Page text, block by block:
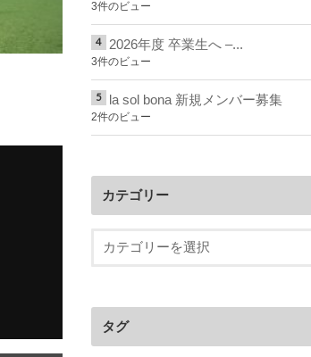
3件のビュー
2026年度 卒業生へ –...
3件のビュー
la sol bona 新規メンバー募集
2件のビュー
カテゴリー
タグ